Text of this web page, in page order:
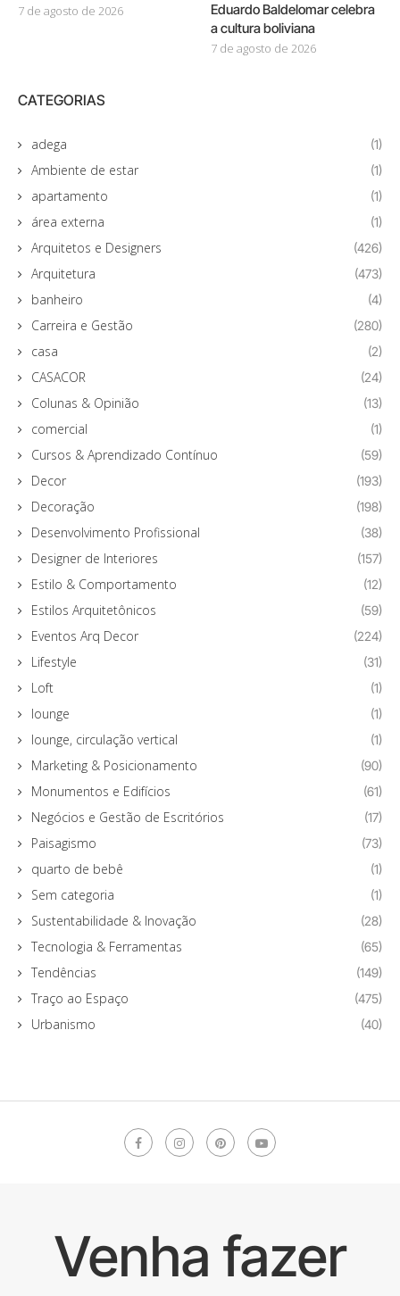
7 de agosto de 2026
Eduardo Baldelomar celebra
a cultura boliviana
7 de agosto de 2026
CATEGORIAS
adega (1)
Ambiente de estar (1)
apartamento (1)
área externa (1)
Arquitetos e Designers (426)
Arquitetura (473)
banheiro (4)
Carreira e Gestão (280)
casa (2)
CASACOR (24)
Colunas & Opinião (13)
comercial (1)
Cursos & Aprendizado Contínuo (59)
Decor (193)
Decoração (198)
Desenvolvimento Profissional (38)
Designer de Interiores (157)
Estilo & Comportamento (12)
Estilos Arquitetônicos (59)
Eventos Arq Decor (224)
Lifestyle (31)
Loft (1)
lounge (1)
lounge, circulação vertical (1)
Marketing & Posicionamento (90)
Monumentos e Edifícios (61)
Negócios e Gestão de Escritórios (17)
Paisagismo (73)
quarto de bebê (1)
Sem categoria (1)
Sustentabilidade & Inovação (28)
Tecnologia & Ferramentas (65)
Tendências (149)
Traço ao Espaço (475)
Urbanismo (40)
Venha fazer